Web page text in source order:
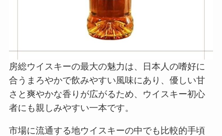
房総ウイスキーの最大の魅力は、日本人の嗜好に
合うまろやかで飲みやすい風味にあり、優しい甘
さと爽やかな香りが広がるため、ウイスキー初心
者にも親しみやすい一本です。
市場に流通する地ウイスキーの中でも比較的手頃